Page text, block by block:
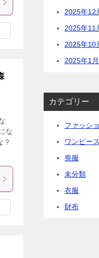
な
？
2025年12
2025年11
2025年10
2025年1月
カテゴリー
ファッシ
ワンピース
喪服
未分類
衣服
財布